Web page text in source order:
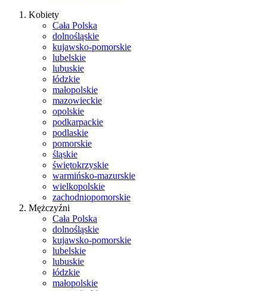
Kobiety
Cała Polska
dolnośląskie
kujawsko-pomorskie
lubelskie
lubuskie
łódzkie
małopolskie
mazowieckie
opolskie
podkarpackie
podlaskie
pomorskie
śląskie
świętokrzyskie
warmińsko-mazurskie
wielkopolskie
zachodniopomorskie
Mężczyźni
Cała Polska
dolnośląskie
kujawsko-pomorskie
lubelskie
lubuskie
łódzkie
małopolskie